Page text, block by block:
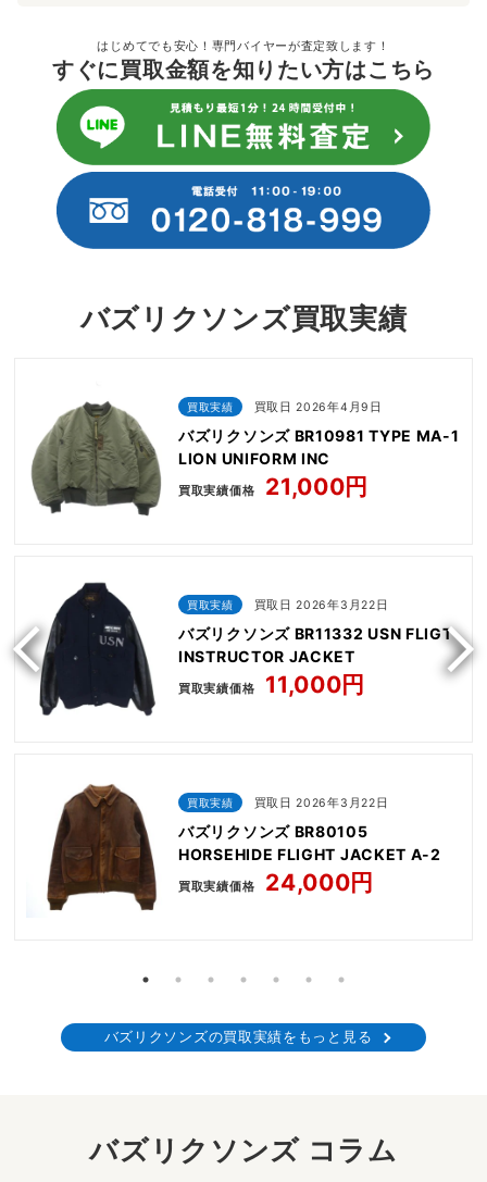
はじめてでも安心！専門バイヤーが査定致します！
すぐに買取金額を知りたい方はこちら
バズリクソンズ買取実績
買取実績 買取日 2026年4月9日
バズリクソンズ BR10981 TYPE MA-1
LION UNIFORM INC
買取実績価格 21,000円
買取実績 買取日 2026年3月22日
バズリクソンズ BR11332 USN FLIGT
INSTRUCTOR JACKET
買取実績価格 11,000円
買取実績 買取日 2026年3月22日
バズリクソンズ BR80105
HORSEHIDE FLIGHT JACKET A-2
買取実績価格 24,000円
バズリクソンズの買取実績をもっと見る
バズリクソンズ コラム